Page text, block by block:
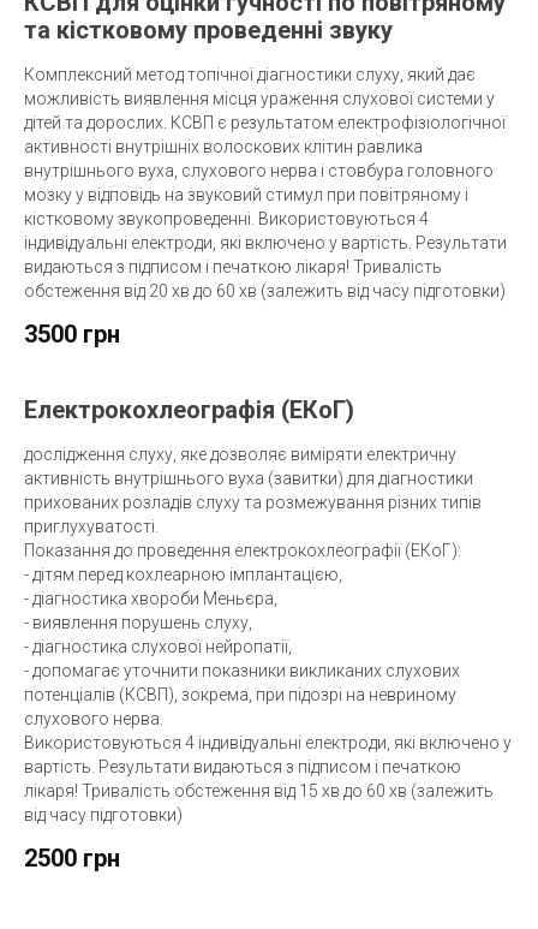
та кістковому проведенні звуку
Комплексний метод топічної діагностики слуху, який дає
можливість виявлення місця ураження слухової системи у
дітей та дорослих. КСВП є результатом електрофізіологічної
активності внутрішніх волоскових клітин равлика
внутрішнього вуха, слухового нерва і стовбура головного
мозку у відповідь на звуковий стимул при повітряному і
кістковому звукопроведенні. Використовуються 4
індивідуальні електроди, які включено у вартість. Результати
видаються з підписом і печаткою лікаря! Тривалість
обстеження від 20 хв до 60 хв (залежить від часу підготовки)
3500 грн
Електрокохлеографія (ЕКоГ)
дослідження слуху, яке дозволяє виміряти електричну
активність внутрішнього вуха (завитки) для діагностики
прихованих розладів слуху та розмежування різних типів
приглухуватості.
Показання до проведення електрокохлеографії (ЕКоГ):
- дітям перед кохлеарною імплантацією,
- діагностика хвороби Меньєра,
- виявлення порушень слуху,
- діагностика слухової нейропатії,
- допомагає уточнити показники викликаних слухових
потенціалів (КСВП), зокрема, при підозрі на невриному
слухового нерва.
Використовуються 4 індивідуальні електроди, які включено у
вартість. Результати видаються з підписом і печаткою
лікаря! Тривалість обстеження від 15 хв до 60 хв (залежить
від часу підготовки)
2500 грн